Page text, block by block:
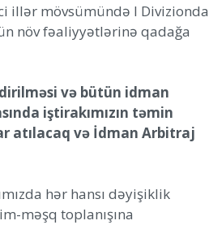
illər mövsümündə I Divizionda
növ fəaliyyətlərinə qadağa
və bütün idman
iştirakımızın təmin
atılacaq və İdman Arbitraj
hər hansı dəyişiklik
məşq toplanışına